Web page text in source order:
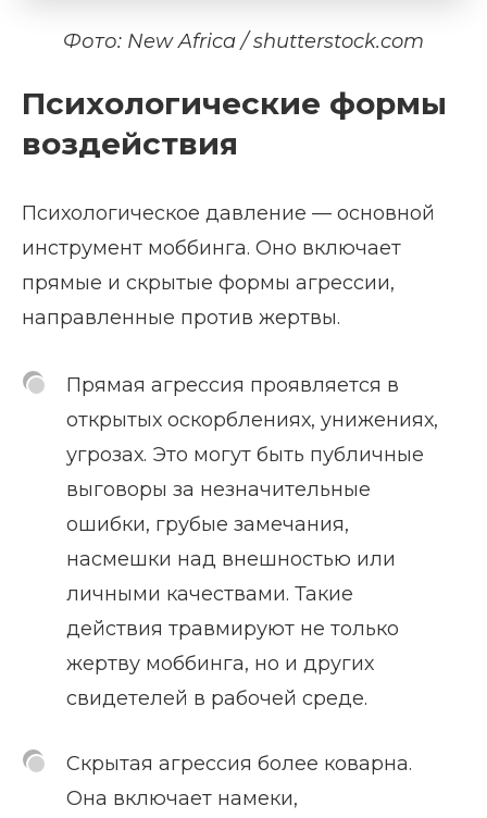
Фото: New Africa / shutterstock.com
Психологические формы
воздействия
Психологическое давление — основной
инструмент моббинга. Оно включает
прямые и скрытые формы агрессии,
направленные против жертвы.
Прямая агрессия проявляется в
открытых оскорблениях, унижениях,
угрозах. Это могут быть публичные
выговоры за незначительные
ошибки, грубые замечания,
насмешки над внешностью или
личными качествами. Такие
действия травмируют не только
жертву моббинга, но и других
свидетелей в рабочей среде.
Скрытая агрессия более коварна.
Она включает намеки,